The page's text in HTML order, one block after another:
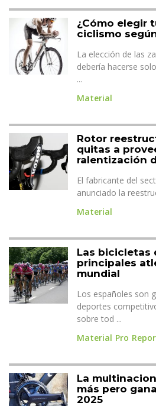
¿Cómo elegir
ciclismo
La elección de las
debería hacerse
...
Material
Rotor
quitas a
ralentización
El fabricante del
anunciado la
Material
Las bicicletas
principales
mundial
Los españoles son
deportes
sobre tod ...
Material Pro
La
más pero
2025